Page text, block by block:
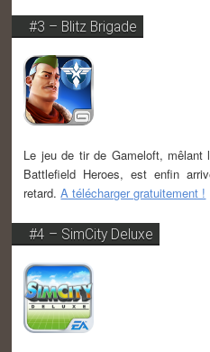
#3 – Blitz Brigade
Le jeu de tir de Gameloft,
Battlefield Heroes, est enfin
retard.A télécharger gratuitement !
#4 – SimCity Deluxe